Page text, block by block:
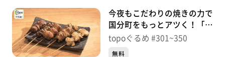
今夜もこだわりの焼きの力で
国分町をもっとアツく！「焼
きのラブ国」（青葉区一番
topoぐるめ #301~350
無料